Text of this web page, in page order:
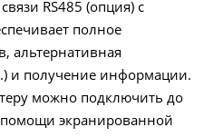
RS485 (опция) с
полное
альтернативная
и получение информации.
можно подключить до
помощи экранированной